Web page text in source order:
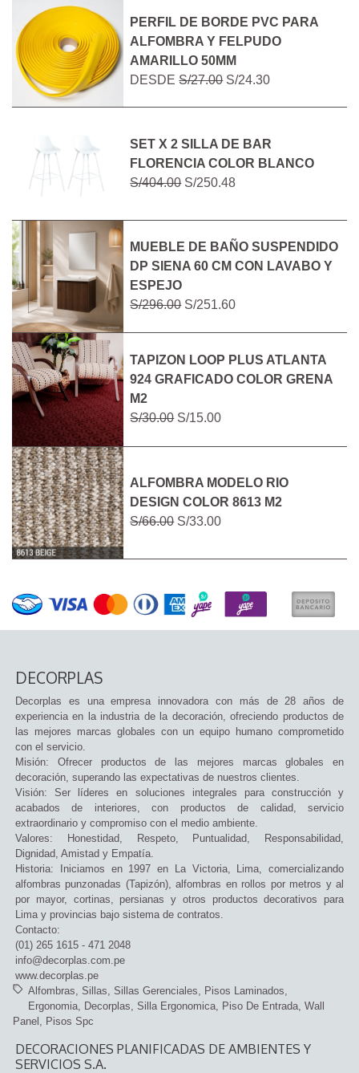
PERFIL DE BORDE PVC PARA
ALFOMBRA Y FELPUDO
AMARILLO 50MM
DESDES/27.00S/24.30
SET X 2 SILLA DE BAR
FLORENCIA COLOR BLANCO
S/404.00S/250.48
MUEBLE DE BAÑO SUSPENDIDO
DP SIENA 60 CM CON LAVABO Y
ESPEJO
S/296.00S/251.60
TAPIZON LOOP PLUS ATLANTA
924 GRAFICADO COLOR GRENA
M2
S/30.00S/15.00
ALFOMBRA MODELO RIO
DESIGN COLOR 8613 M2
S/66.00S/33.00
DECORPLAS
Decorplas es una empresa innovadora con más de 28 años de
experiencia en la industria de la decoración, ofreciendo productos de
las mejores marcas globales con un equipo humano comprometido
con el servicio.
Misión: Ofrecer productos de las mejores marcas globales en
decoración, superando las expectativas de nuestros clientes.
Visión: Ser líderes en soluciones integrales para construcción y
acabados de interiores, con productos de calidad, servicio
extraordinario y compromiso con el medio ambiente.
Valores: Honestidad, Respeto, Puntualidad, Responsabilidad,
Dignidad, Amistad y Empatía.
Historia: Iniciamos en 1997 en La Victoria, Lima, comercializando
alfombras punzonadas (Tapizón), alfombras en rollos por metros y al
por mayor, cortinas, persianas y otros productos decorativos para
Lima y provincias bajo sistema de contratos.
Contacto:
(01) 265 1615 - 471 2048
info@decorplas.com.pe
www.decorplas.pe
Alfombras
Sillas Sillas Gerenciales
Pisos Laminados
Ergonomia
Decorplas Silla Ergonomica Piso De Entrada Wall
Panel
Pisos Spc
DECORACIONES PLANIFICADAS DE AMBIENTES Y
SERVICIOS S.A.